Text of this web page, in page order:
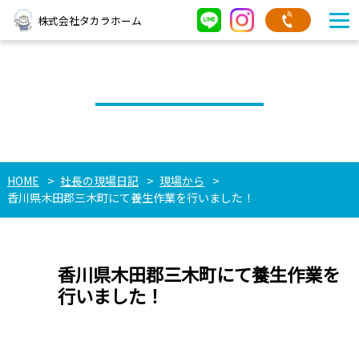
株式会社タカラホーム
HOME 社長の現場日記
現場から
香川県木田郡三木町にて養生作業を行いました！
香川県木田郡三木町にて養生作業を
行いました！